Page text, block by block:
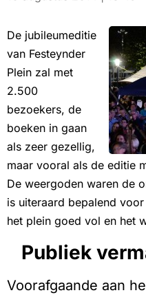
De jubileumeditie
van Festeynder
Plein zal met
2.500
bezoekers, de
boeken in gaan
als zeer gezellig,
maar vooral als de editie
De weergoden waren de
is uiteraard bepalend
het plein goed vol en het
Publiek
Voorafgaande aan